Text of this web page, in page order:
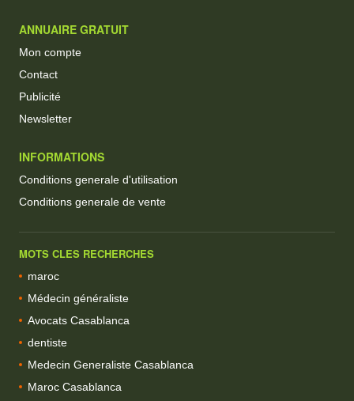
ANNUAIRE GRATUIT
Mon compte
Contact
Publicité
Newsletter
INFORMATIONS
Conditions generale d'utilisation
Conditions generale de vente
MOTS CLES RECHERCHES
maroc
Médecin généraliste
Avocats Casablanca
dentiste
Medecin Generaliste Casablanca
Maroc Casablanca